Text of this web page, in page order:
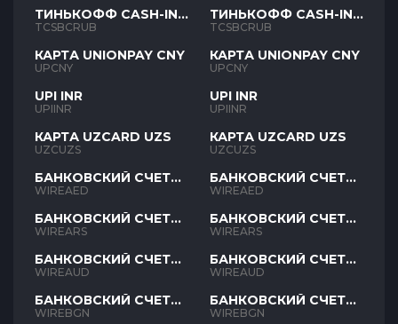
ТИНЬКОФФ CASH-IN
RUB
TCSBCRUB
КАРТА UNIONPAY CNY
UPCNY
UPI INR
UPIINR
КАРТА UZCARD UZS
UZCUZS
БАНКОВСКИЙ СЧЕТ
AED
WIREAED
БАНКОВСКИЙ СЧЕТ
ARS
WIREARS
БАНКОВСКИЙ СЧЕТ
AUD
WIREAUD
БАНКОВСКИЙ СЧЕТ
BGN
WIREBGN
ТИНЬКОФФ CASH-IN
RUB
TCSBCRUB
КАРТА UNIONPAY CNY
UPCNY
UPI INR
UPIINR
КАРТА UZCARD UZS
UZCUZS
БАНКОВСКИЙ СЧЕТ
AED
WIREAED
БАНКОВСКИЙ СЧЕТ
ARS
WIREARS
БАНКОВСКИЙ СЧЕТ
AUD
WIREAUD
БАНКОВСКИЙ СЧЕТ
BGN
WIREBGN